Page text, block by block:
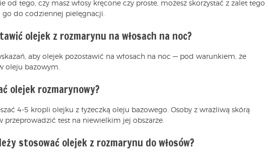
od tego, czy masz włosy kręcone czy proste, możesz skorzystać z zalet tego
go do codziennej pielęgnacji.
olejek z rozmarynu na włosach na noc?
aby olejek pozostawić na włosach na noc — pod warunkiem, że
oleju bazowym.
olejek rozmarynowy?
4-5 kropli olejku z łyżeczką oleju bazowego. Osoby z wrażliwą skórą
przeprowadzić test na niewielkim jej obszarze.
stosować olejek z rozmarynu do włosów?